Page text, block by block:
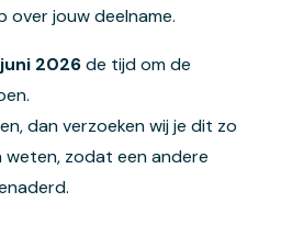
jouw deelname.
juni 2026de tijd om de
dan verzoeken wij je dit zo
zodat een andere